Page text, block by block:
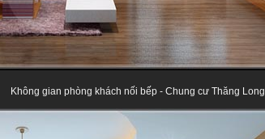
Không gian phòng khách nối bếp - Chung cư Thăng Long